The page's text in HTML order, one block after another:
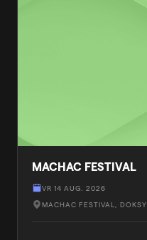
MACHAC FESTIVAL
VR 14 AUG. 2026
MACHAC FESTIVAL , DOKSY